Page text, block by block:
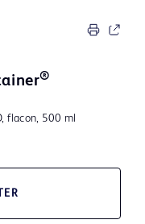
®
flacon, 500 ml